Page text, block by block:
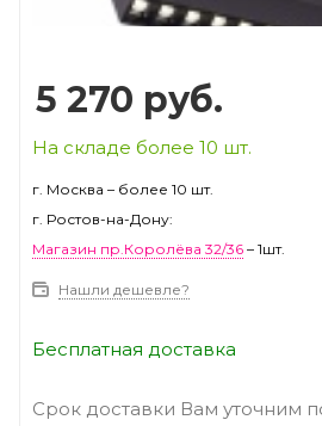
5 270 руб.
На складе более 10 шт.
г. Москва – более 10 шт.
г. Ростов-на-Дону:
Магазин пр.Королёва 32/36 – 1шт.
Нашли дешевле?
Бесплатная доставка
Срок доставки Вам уточним